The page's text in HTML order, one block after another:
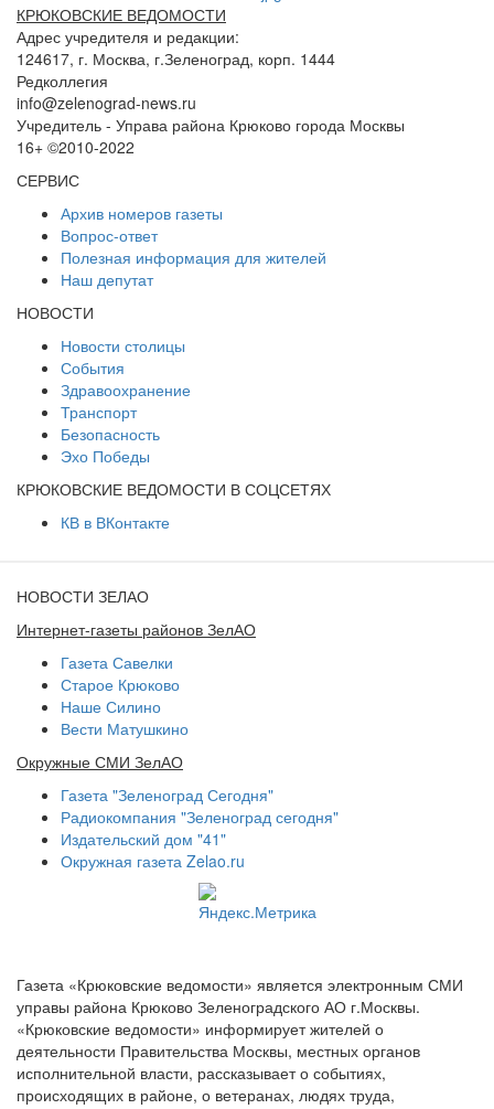
КРЮКОВСКИЕ ВЕДОМОСТИ
Адрес учредителя и редакции:
124617, г. Москва, г.Зеленоград, корп. 1444
Редколлегия
info@zelenograd-news.ru
Учредитель - Управа района Крюково города Москвы
16+ ©2010-2022
СЕРВИС
Архив номеров газеты
Вопрос-ответ
Полезная информация для жителей
Наш депутат
НОВОСТИ
Новости столицы
События
Здравоохранение
Транспорт
Безопасность
Эхо Победы
КРЮКОВСКИЕ ВЕДОМОСТИ В СОЦСЕТЯХ
КВ в ВКонтакте
НОВОСТИ ЗЕЛАО
Интернет-газеты районов ЗелАО
Газета Савелки
Старое Крюково
Наше Силино
Вести Матушкино
Окружные СМИ ЗелАО
Газета "Зеленоград Сегодня"
Радиокомпания "Зеленоград сегодня"
Издательский дом "41"
Окружная газета Zelao.ru
Газета «Крюковские ведомости» является электронным СМИ
управы района Крюково Зеленоградского АО г.Москвы.
«Крюковские ведомости» информирует жителей о
деятельности Правительства Москвы, местных органов
исполнительной власти, рассказывает о событиях,
происходящих в районе, о ветеранах, людях труда,